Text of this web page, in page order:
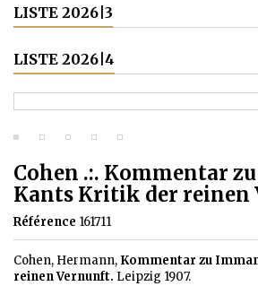
LISTE 2026|3
LISTE 2026|4
Cohen .:. Kommentar
Kants Kritik der reinen
Référence 161711
Cohen, Hermann, Kommentar zu
reinen Vernunft. Leipzig 1907.